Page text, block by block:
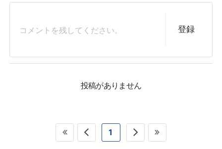
登録
投稿がありません
1